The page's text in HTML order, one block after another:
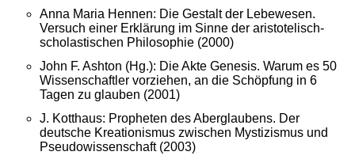
Anna Maria Hennen: Die Gestalt der Lebewesen.
Versuch einer Erklärung im Sinne der aristotelisch-
scholastischen Philosophie (2000)
John F. Ashton (Hg.): Die Akte Genesis. Warum es 50
Wissenschaftler vorziehen, an die Schöpfung in 6
Tagen zu glauben (2001)
J. Kotthaus: Propheten des Aberglaubens. Der
deutsche Kreationismus zwischen Mystizismus und
Pseudowissenschaft (2003)